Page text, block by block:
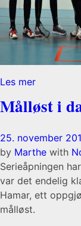
Les mer
Målløst i
25. november
by Marthe with
Serieåpningen
var det endelig
Hamar, ett
målløst.